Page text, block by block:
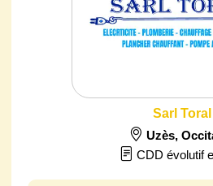
Sarl Toral
Uzès,
CDD évolutif